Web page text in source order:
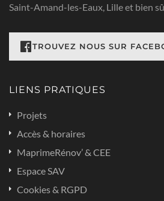
Saint-Amand-les-Eaux, Lille et bien
RETROUVEZ NOUS SUR
LIENS PRATIQUES
Projets
Accès & horaires
MaprimeRénov’ & CEE
Espace SAV
Cookies & RGPD